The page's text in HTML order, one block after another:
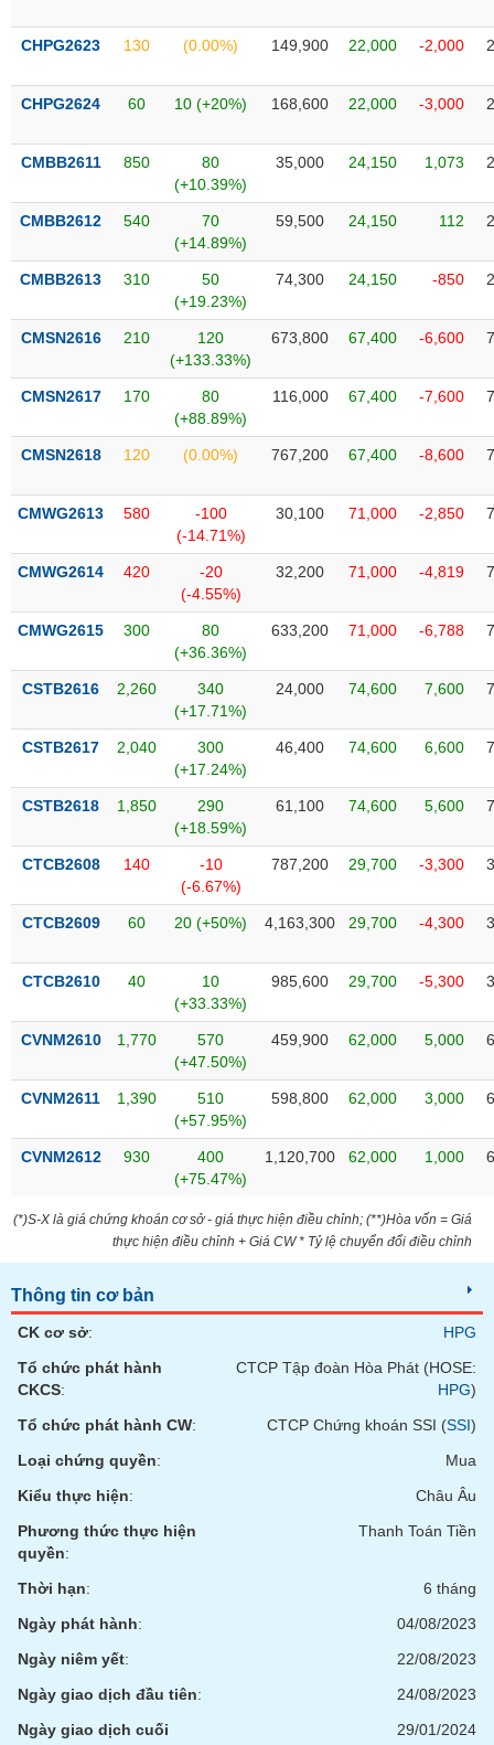
CHPG2623 130 (0.00%) 149,900 22,000 -2,000
CHPG2624 60 10 (+20%) 168,600 22,000 -3,000
CMBB2611 850
80
(+10.39%)
35,000 24,150 1,073
CMBB2612 540
70
(+14.89%)
59,500 24,150 112
CMBB2613 310
50
(+19.23%)
74,300 24,150 -850
CMSN2616 210
120
(+133.33%)
673,800 67,400 -6,600
CMSN2617 170
80
(+88.89%)
116,000 67,400 -7,600
CMSN2618 120 (0.00%) 767,200 67,400 -8,600
CMWG2613 580
-100
(-14.71%)
30,100 71,000 -2,850
CMWG2614 420
-20
(-4.55%)
32,200 71,000 -4,819
CMWG2615 300
80
(+36.36%)
633,200 71,000 -6,788
CSTB2616 2,260
340
(+17.71%)
24,000 74,600 7,600
CSTB2617 2,040
300
(+17.24%)
46,400 74,600 6,600
CSTB2618 1,850
290
(+18.59%)
61,100 74,600 5,600
CTCB2608 140
-10
(-6.67%)
787,200 29,700 -3,300
CTCB2609 60 20 (+50%) 4,163,300 29,700 -4,300
CTCB2610 40
10
(+33.33%)
985,600 29,700 -5,300
CVNM2610 1,770
570
(+47.50%)
459,900 62,000 5,000
CVNM2611 1,390
510
(+57.95%)
598,800 62,000 3,000
CVNM2612 930
400
(+75.47%)
1,120,700 62,000 1,000
(*)S-X là giá chứng khoán cơ sở - giá thực hiện điều chỉnh; (**)Hòa vốn = Giá
thực hiện điều chỉnh + Giá CW * Tỷ lệ chuyển đổi điều chỉnh
Thông tin cơ bản
CK cơ sở:
HPG
Tổ chức phát hành
CKCS:
CTCP Tập đoàn Hòa Phát (HOSE:
HPG)
Tổ chức phát hành CW: CTCP Chứng khoán SSI (SSI)
Loại chứng quyền:
Mua
Kiểu thực hiện:
Châu Âu
Phương thức thực hiện
quyền:
Thanh Toán Tiền
Thời hạn:
6 tháng
Ngày phát hành:
04/08/2023
Ngày niêm yết:
22/08/2023
Ngày giao dịch đầu tiên:
24/08/2023
Ngày giao dịch cuối
29/01/2024
của
giả
(-)
phân
tích
Thuật
ngữ
vụ
(-)
tạo
Công
đầu
tư
Truyền
tài
chính
liệu